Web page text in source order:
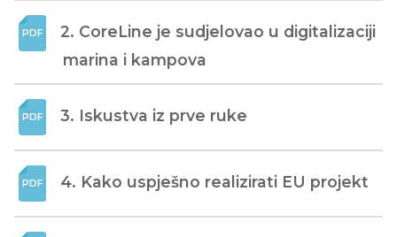
2. CoreLine je sudjelovao u digitalizaciji
marina i kampova
3. Iskustva iz prve ruke
4. Kako uspješno realizirati EU projekt